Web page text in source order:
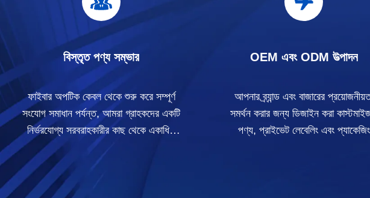
বিস্তৃত পণ্য সম্ভার
ফাইবার অপটিক কেবল থেকে শুরু করে সম্পূর্ণ
সংযোগ সমাধান পর্যন্ত, আমরা গ্রাহকদের একটি
নির্ভরযোগ্য সরবরাহকারীর কাছ থেকে একাধিক
পণ্যের বিভাগ সোর্সিং করতে সহায়তা করি।
OEM এবং ODM উত্পাদন
আপনার ব্র্যান্ড এবং বাজারের
সমর্থন করার জন্য ডিজাইন করা
পণ্য, প্রাইভেট লেবেলিং এবং প্যাকেজিং